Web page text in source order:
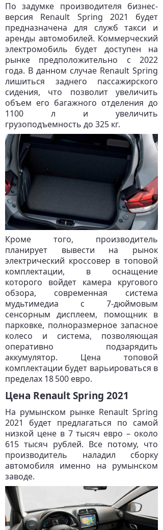
По задумке производителя бизнес-
версия Renault Spring 2021 будет
предназначена для служб такси и
аренды автомобилей. Коммерческий
электромобиль будет доступен на
рынке предположительно с 2022
года. В данном случае Renault Spring
лишиться заднего пассажирского
сидения, что позволит увеличить
объем его багажного отделения до
1100 л и увеличить
грузоподъемность до 325 кг.
Кроме того, производитель
планирует вывести на рынок
электрический кроссовер в топовой
комплектации, в оснащение
которого войдет камера кругового
обзора, современная система
мудьтимедиа с 7-дюймовым
сенсорным дисплеем, помощник в
парковке, полноразмерное запасное
колесо и система, позволяющая
оперативно подзарядить
аккумулятор. Цена топовой
комплектации будет варьироваться в
пределах 18 500 евро.
Цена Renault Spring 2021
На румынском рынке Renault Spring
2021 будет предлагаться по самой
низкой цене в 7 тысяч евро – около
615 тысяч рублей. Все потому, что
производитель наладил сборку
автомобиля именно на румынском
заводе.